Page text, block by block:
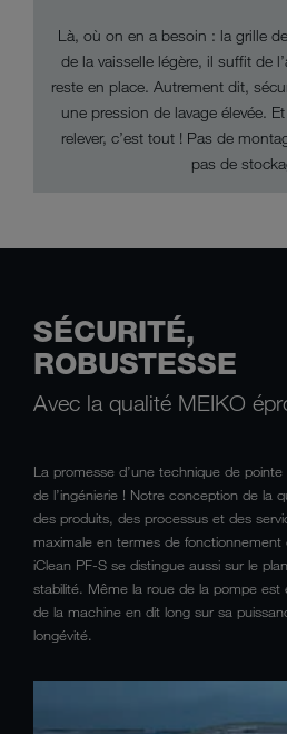
Là, où on en a besoin : la grille
de la vaisselle légère, il suffit de
reste en place. Autrement dit,
une pression de lavage élevée.
relever, c’est tout ! Pas de
pas de
SÉCURITÉ,
ROBUSTESSE
Avec la qualité MEIKO
La promesse d’une technique de
de l’ingénierie ! Notre conception de la
des produits, des processus et des
maximale en termes de fonctionnement
iClean PF-S se distingue aussi sur le
stabilité. Même la roue de la pompe est
de la machine en dit long sur sa
longévité.